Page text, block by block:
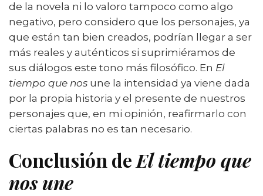
de la novela ni lo valoro tampoco como algo
negativo, pero considero que los personajes, ya
que están tan bien creados, podrían llegar a ser
más reales y auténticos si suprimiéramos de
sus diálogos este tono más filosófico. En El
tiempo que nos une la intensidad ya viene dada
por la propia historia y el presente de nuestros
personajes que, en mi opinión, reafirmarlo con
ciertas palabras no es tan necesario.
Conclusión de El tiempo que
nos une